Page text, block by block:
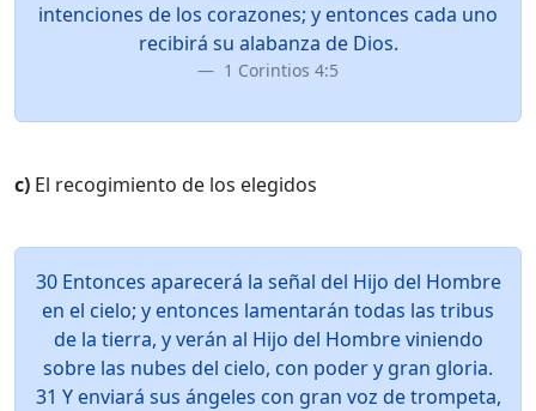
intenciones de los corazones; y entonces cada uno
recibirá su alabanza de Dios.
1 Corintios 4:5
c) El recogimiento de los elegidos
30 Entonces aparecerá la señal del Hijo del Hombre
en el cielo; y entonces lamentarán todas las tribus
de la tierra, y verán al Hijo del Hombre viniendo
sobre las nubes del cielo, con poder y gran gloria.
31 Y enviará sus ángeles con gran voz de trompeta,